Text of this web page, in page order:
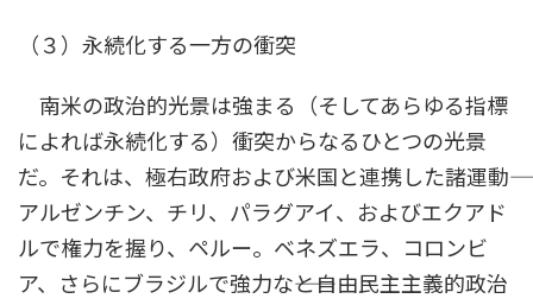
（３）永続化する一方の衝突
南米の政治的光景は強まる（そしてあらゆる指標
によれば永続化する）衝突からなるひとつの光景
だ。それは、極右政府および米国と連携した諸運動――
アルゼンチン、チリ、パラグアイ、およびエクアド
ルで権力を握り、ペルー。ベネズエラ、コロンビ
ア、さらにブラジルで強力な――と自由民主主義的政治